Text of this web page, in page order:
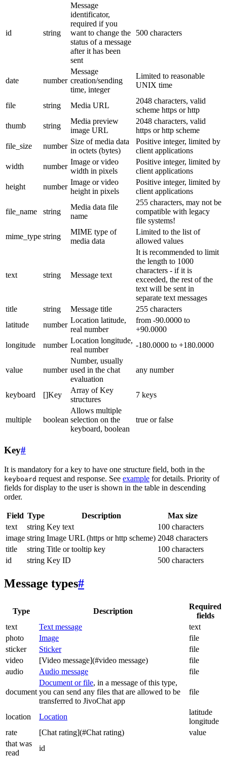
id string
Message
identificator,
required if you
want to change the
status of a message
after it has been
sent
500 characters
date number
Message
creation/sending
time, integer
Limited to reasonable
UNIX time
file string Media URL
2048 characters, valid
scheme https or http
thumb
string
Media preview
image URL
2048 characters, valid
https or http scheme
file_size
number
Size of media data
in octets (bytes)
Positive integer, limited by
client applications
width
number
Image or video
width in pixels
Positive integer, limited by
client applications
height
number
Image or video
height in pixels
Positive integer, limited by
client applications
file_name string
Media data file
name
255 characters, may not be
compatible with legacy
file systems!
mime_type string
MIME type of
media data
Limited to the list of
allowed values
text string Message text
It is recommended to limit
the length to 1000
characters - if it is
exceeded, the rest of the
text will be sent in
separate text messages
title
string Message title
255 characters
latitude
number
Location latitude,
real number
from -90.0000 to
+90.0000
longitude
number
Location longitude,
real number
-180.0000 to +180.0000
value number
Number, usually
used in the chat
evaluation
any number
keyboard []Key
Array of Key
structures
7 keys
multiple boolean
Allows multiple
selection on the
keyboard, boolean
true or false
Key#
It is mandatory for a key to have one structure field, both in the
keyboard request and response. See example for details. Priority of
fields for display to the user is shown in the table in descending
order.
Field Type Description
Max size
text
string Key text
100 characters
image string Image URL (https or http scheme) 2048 characters
title
string Title or tooltip key
100 characters
id
string Key ID 500 characters
Message types#
Type Description
Required
fields
text
Text message
text
photo
Image
file
sticker
Sticker
file
video
[Video message](#video message)
file
audio
Audio message file
document
Document or file, in a message of this type,
you can send any files that are allowed to be
transferred to JivoChat app
file
location Location
latitude
longitude
rate
[Chat rating](#Chat rating)
value
that was
read
id